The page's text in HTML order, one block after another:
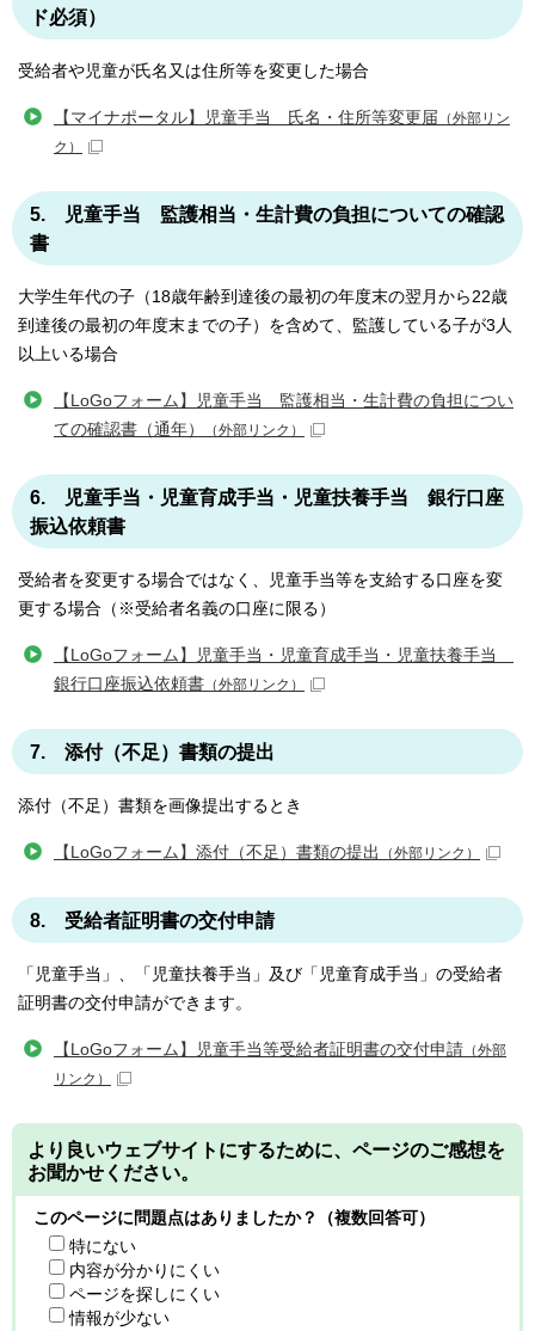
ド必須）
受給者や児童が氏名又は住所等を変更した場合
【マイナポータル】児童手当 氏名・住所等変更届 （外部リン
ク）
5. 児童手当 監護相当・生計費の負担についての確認
書
大学生年代の子（18歳年齢到達後の最初の年度末の翌月から22歳
到達後の最初の年度末までの子）を含めて、監護している子が3人
以上いる場合
【LoGoフォーム】児童手当 監護相当・生計費の負担につい
ての確認書（通年）
（外部リンク）
6. 児童手当・児童育成手当・児童扶養手当 銀行口座
振込依頼書
受給者を変更する場合ではなく、児童手当等を支給する口座を変
更する場合（※受給者名義の口座に限る）
【LoGoフォーム】児童手当・児童育成手当・児童扶養手当
銀行口座振込依頼書 （外部リンク）
7. 添付（不足）書類の提出
添付（不足）書類を画像提出するとき
【LoGoフォーム】添付（不足）書類の提出 （外部リンク）
8. 受給者証明書の交付申請
「児童手当」、「児童扶養手当」及び「児童育成手当」の受給者
証明書の交付申請ができます。
【LoGoフォーム】児童手当等受給者証明書の交付申請 （外部
リンク）
より良いウェブサイトにするために、ページのご感想を
お聞かせください。
このページに問題点はありましたか？（複数回答可）
特にない
内容が分かりにくい
ページを探しにくい
情報が少ない